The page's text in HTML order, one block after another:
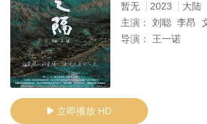
暂无 2023 大陆
主演：
刘聪 李昂 文
导演：
王一诺
 立即播放 HD